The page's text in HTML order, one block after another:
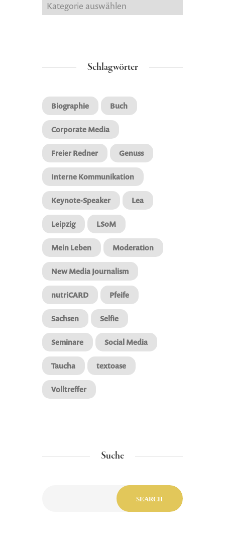
Themen
Schlagwörter
Biographie Buch
Corporate Media
Freier Redner Genuss
Interne Kommunikation
Keynote-Speaker Lea
Leipzig LSoM
Mein Leben Moderation
New Media Journalism
nutriCARD Pfeife
Sachsen Selfie
Seminare Social Media
Taucha textoase
Volltreffer
Suche